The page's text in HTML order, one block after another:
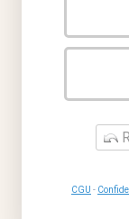
CGU -